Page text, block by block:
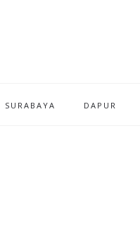
SURABAYA DAPUR